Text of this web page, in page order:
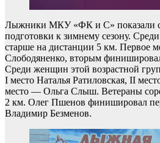
Лыжники МКУ «ФК и С» показали
подготовки к зимнему сезону.
старше на дистанции 5 км. Первое
Слободяненко, вторым
Среди женщин этой возрастной
I место Наталья Ратиловская, II
место — Ольга Слыш. Ветераны
2 км. Олег Пшенов финишировал
Владимир Безменов.